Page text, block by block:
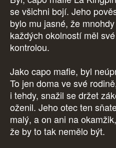
se všichni bojí. Jeho
bylo mu jasné, že
každých okolností měl
kontrolou.
Jako capo mafie, byl
To jen doma ve své
i tehdy, snažil se držet
oženil. Jeho otec ten
malý, a on ani na
že by to tak nemělo být.